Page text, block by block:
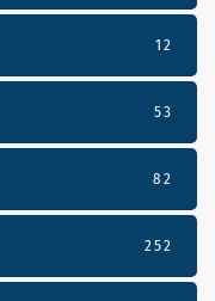
12
53
82
252